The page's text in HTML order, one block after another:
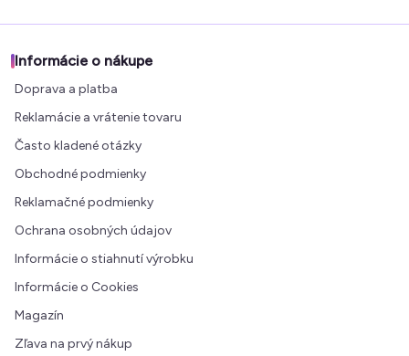
Informácie o nákupe
Doprava a platba
Reklamácie a vrátenie tovaru
Často kladené otázky
Obchodné podmienky
Reklamačné podmienky
Ochrana osobných údajov
Informácie o stiahnutí výrobku
Informácie o Cookies
Magazín
Zľava na prvý nákup